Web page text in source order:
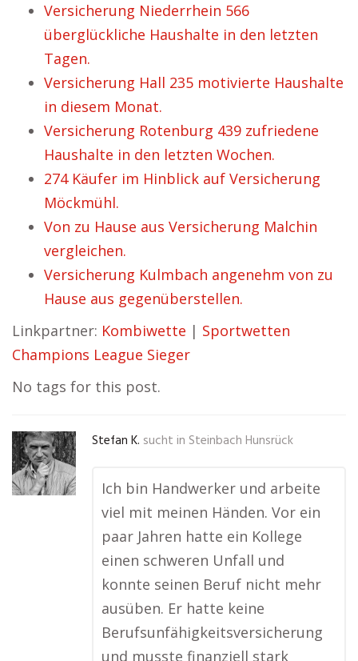
Versicherung Niederrhein 566
überglückliche Haushalte in den letzten
Tagen.
Versicherung Hall 235 motivierte Haushalte
in diesem Monat.
Versicherung Rotenburg 439 zufriedene
Haushalte in den letzten Wochen.
274 Käufer im Hinblick auf Versicherung
Möckmühl.
Von zu Hause aus Versicherung Malchin
vergleichen.
Versicherung Kulmbach angenehm von zu
Hause aus gegenüberstellen.
Linkpartner: Kombiwette | Sportwetten
Champions League Sieger
No tags for this post.
Stefan K. sucht in Steinbach Hunsrück
Ich bin Handwerker und arbeite
viel mit meinen Händen. Vor ein
paar Jahren hatte ein Kollege
einen schweren Unfall und
konnte seinen Beruf nicht mehr
ausüben. Er hatte keine
Berufsunfähigkeitsversicherung
und musste finanziell stark